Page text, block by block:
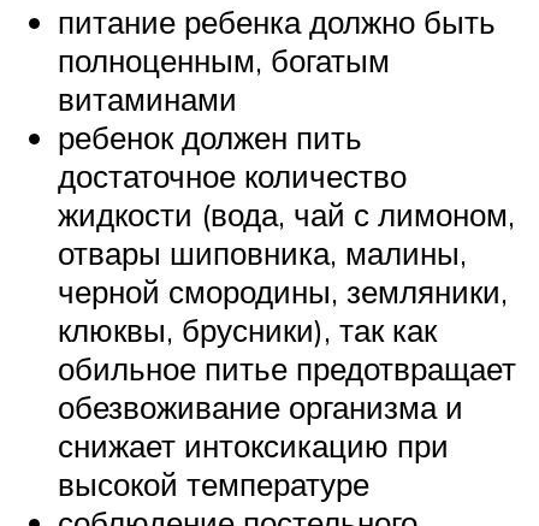
питание ребенка должно быть
полноценным, богатым
витаминами
ребенок должен пить
достаточное количество
жидкости (вода, чай с лимоном,
отвары шиповника, малины,
черной смородины, земляники,
клюквы, брусники), так как
обильное питье предотвращает
обезвоживание организма и
снижает интоксикацию при
высокой температуре